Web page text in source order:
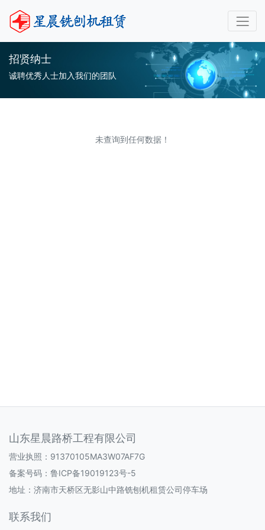
招贤纳士
诚聘优秀人士加入我们的团队
未查询到任何数据！
山东星晨路桥工程有限公司
营业执照：91370105MA3W07AF7G
备案号码： 鲁ICP备19019123号-5
地址：济南市天桥区无影山中路铣刨机租赁公司停车场
联系我们